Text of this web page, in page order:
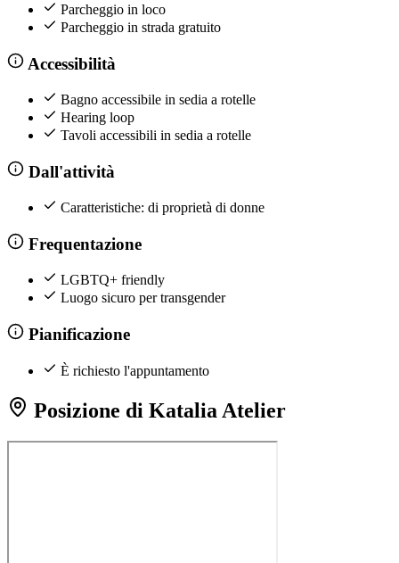
Parcheggio in loco
Parcheggio in strada gratuito
Accessibilità
Bagno accessibile in sedia a rotelle
Hearing loop
Tavoli accessibili in sedia a rotelle
Dall'attività
Caratteristiche: di proprietà di donne
Frequentazione
LGBTQ+ friendly
Luogo sicuro per transgender
Pianificazione
È richiesto l'appuntamento
Posizione di Katalia Atelier